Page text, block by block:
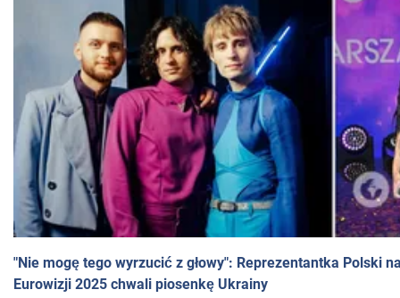
"Nie mogę tego wyrzucić z głowy": Reprezentantka Polski
Eurowizji 2025 chwali piosenkę Ukrainy